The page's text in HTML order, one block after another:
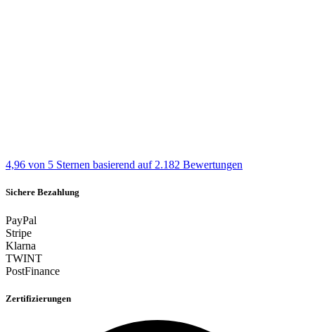
4,96 von 5 Sternen basierend auf 2.182 Bewertungen
Sichere Bezahlung
PayPal
Stripe
Klarna
TWINT
PostFinance
Zertifizierungen